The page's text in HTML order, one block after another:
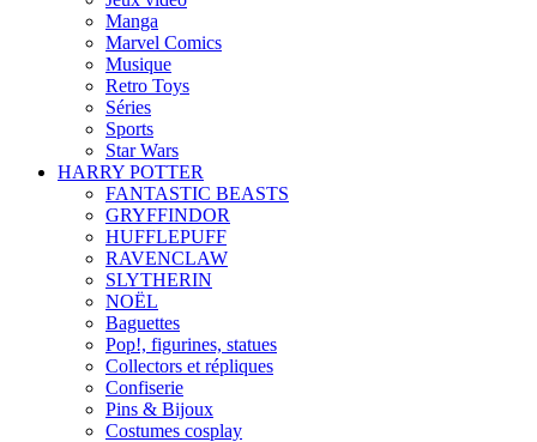
Manga
Marvel Comics
Musique
Retro Toys
Séries
Sports
Star Wars
HARRY POTTER
FANTASTIC BEASTS
GRYFFINDOR
HUFFLEPUFF
RAVENCLAW
SLYTHERIN
NOËL
Baguettes
Pop!, figurines, statues
Collectors et répliques
Confiserie
Pins & Bijoux
Costumes cosplay